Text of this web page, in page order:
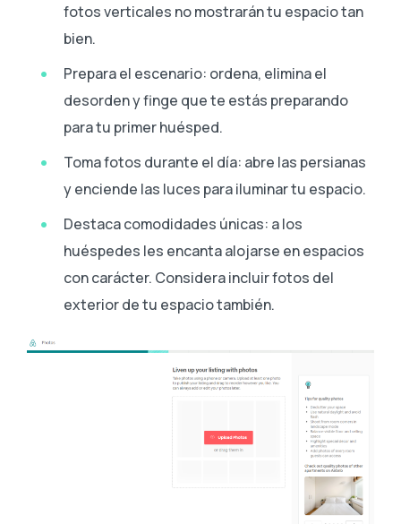
fotos verticales no mostrarán tu espacio tan
bien.
Prepara el escenario: ordena, elimina el
desorden y finge que te estás preparando
para tu primer huésped.
Toma fotos durante el día: abre las persianas
y enciende las luces para iluminar tu espacio.
Destaca comodidades únicas: a los
huéspedes les encanta alojarse en espacios
con carácter. Considera incluir fotos del
exterior de tu espacio también.